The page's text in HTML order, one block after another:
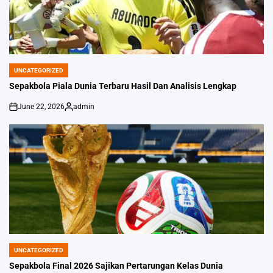
POSTED
IN
UNCATEGORIZED
Sepakbola Piala Dunia Terbaru Hasil Dan Analisis Lengkap
on
June 22, 2026
Posted
by
admin
POSTED
IN
UNCATEGORIZED
Sepakbola Final 2026 Sajikan Pertarungan Kelas Dunia